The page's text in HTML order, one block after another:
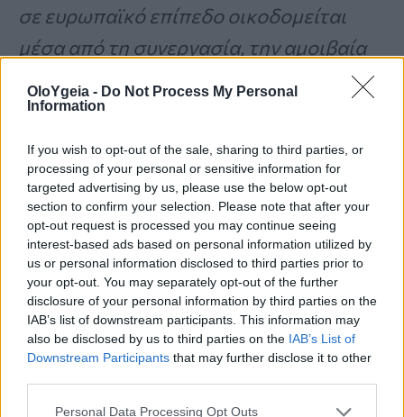
OloYgeia - Do Not Process My Personal
Information
If you wish to opt-out of the sale, sharing to third parties, or
processing of your personal or sensitive information for
targeted advertising by us, please use the below opt-out
section to confirm your selection. Please note that after your
opt-out request is processed you may continue seeing
interest-based ads based on personal information utilized by
us or personal information disclosed to third parties prior to
your opt-out. You may separately opt-out of the further
disclosure of your personal information by third parties on the
IAB’s list of downstream participants. This information may
also be disclosed by us to third parties on the IAB’s List of
Downstream Participants that may further disclose it to other
Personal Data Processing Opt Outs
σε ευρωπαϊκό επίπεδο οικοδομείται
μέσα από τη συνεργασία, την αμοιβαία
στήριξη ομότιμων οργανισμών
Ελλάδα δοκίμασε το επικαιροποιημένο
της πλαίσιο μέσα από μια πιλοτική
εφαρμογή που δεν ήταν θεωρητική
άσκηση, αλλά πραγματική δοκιμή που
καταδεικνύει ότι η μεταρρύθμιση
λειτουργεί στην πράξη». Υπογράμμισε,
επιπλέον, ότι η σημερινή τελική
συνάντηση σηματοδοτεί την